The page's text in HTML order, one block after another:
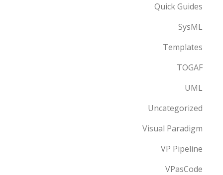
Quick Guides
SysML
Templates
TOGAF
UML
Uncategorized
Visual Paradigm
VP Pipeline
VPasCode